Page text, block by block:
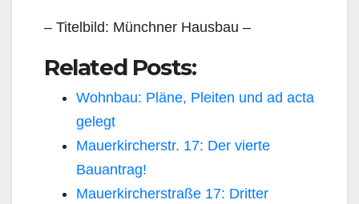
– Titelbild: Münchner Hausbau –
Related Posts:
Wohnbau: Pläne, Pleiten und ad acta
gelegt
Mauerkircherstr. 17: Der vierte
Bauantrag!
Mauerkircherstraße 17: Dritter